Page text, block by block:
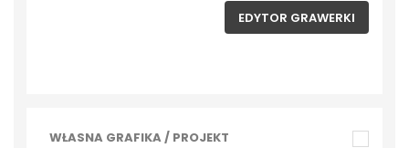
EDYTOR GRAWERKI
WŁASNA GRAFIKA / PROJEKT